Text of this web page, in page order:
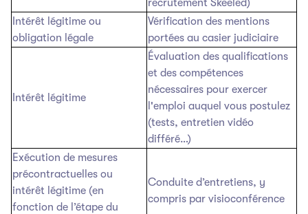
recrutement Skeeled)
Intérêt légitime ou
obligation légale
Vérification des mentions
portées au casier judiciaire
Intérêt légitime
Évaluation des qualifications
et des compétences
nécessaires pour exercer
l'emploi auquel vous postulez
(tests, entretien vidéo
différé…)
Exécution de mesures
précontractuelles ou
intérêt légitime (en
fonction de l’étape du
Conduite d’entretiens, y
compris par visioconférence